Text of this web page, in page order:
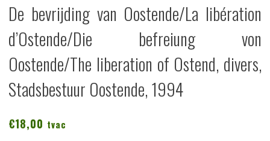
De bevrijding van Oostende/La libération
d’Ostende/Die befreiung von
Oostende/The liberation of Ostend, divers,
Stadsbestuur Oostende, 1994
€18,00 tvac